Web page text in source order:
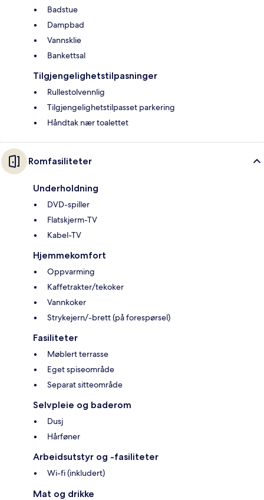
Badstue
Dampbad
Vannsklie
Bankettsal
Tilgjengelighetstilpasninger
Rullestolvennlig
Tilgjengelighetstilpasset parkering
Håndtak nær toalettet
Romfasiliteter
Underholdning
DVD-spiller
Flatskjerm-TV
Kabel-TV
Hjemmekomfort
Oppvarming
Kaffetrakter/tekoker
Vannkoker
Strykejern/-brett (på forespørsel)
Fasiliteter
Møblert terrasse
Eget spiseområde
Separat sitteområde
Selvpleie og baderom
Dusj
Hårføner
Arbeidsutstyr og -fasiliteter
Wi-fi (inkludert)
Mat og drikke